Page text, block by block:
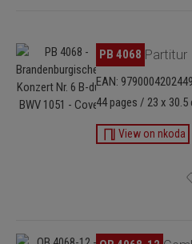
Quellenmaterial und die Neue Bach-
beziehen sie für editorische
Aufführungspraxis einschlägige
Jahrhunderts ein.“
(aus dem gemeinsamen Vorwort
Winfried Hoffmann und Armin
Skip image gallery PB 4068 Partitur
EAN: 9790004202449
44 pages / 23 x
View on nkoda